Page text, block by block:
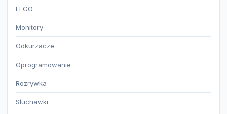
LEGO
Monitory
Odkurzacze
Oprogramowanie
Rozrywka
Słuchawki